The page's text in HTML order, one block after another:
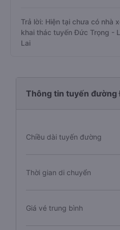
Trả lời: Hiện tại chưa có nhà
khai thác tuyến Đức Trọng -
Lai
Thông tin tuyến đường
Chiều dài tuyến đường
Thời gian di chuyển
Giá vé trung bình